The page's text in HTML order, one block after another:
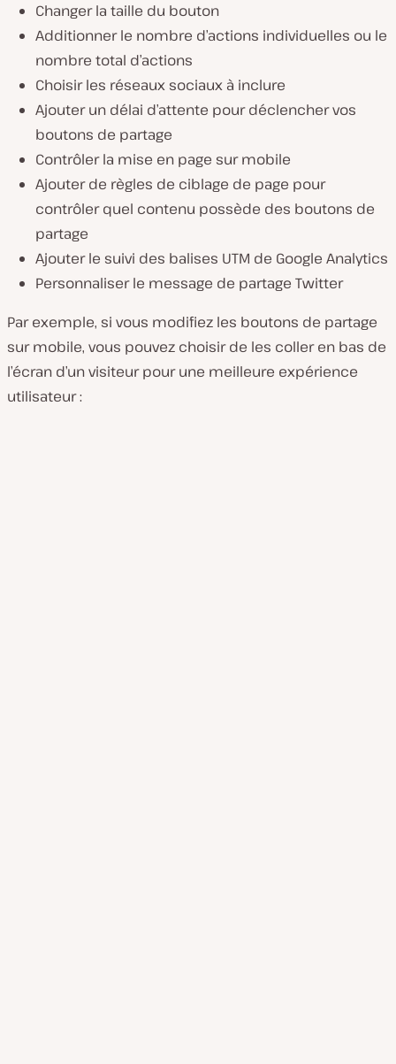
Changer la taille du bouton
Additionner le nombre d’actions individuelles ou le
nombre total d’actions
Choisir les réseaux sociaux à inclure
Ajouter un délai d’attente pour déclencher vos
boutons de partage
Contrôler la mise en page sur mobile
Ajouter de règles de ciblage de page pour
contrôler quel contenu possède des boutons de
partage
Ajouter le suivi des balises UTM de Google Analytics
Personnaliser le message de partage Twitter
Par exemple, si vous modifiez les boutons de partage
sur mobile, vous pouvez choisir de les coller en bas de
l’écran d’un visiteur pour une meilleure expérience
utilisateur :